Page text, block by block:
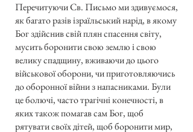
Перечитуючи Св. Письмо ми здивуємося,
як багато разів ізраїльський нарід, в якому
Бог здійснив свій плян спасення світу,
мусить боронити свою землю і свою
велику спадщину, вживаючи до цього
військової оборони, чи приготовляючись
до оборонної війни з напасниками. Були
це болючі, часто трагічні конечності, в
яких також помагав сам Бог, щоб
рятувати своїх дітей, щоб боронити мир,